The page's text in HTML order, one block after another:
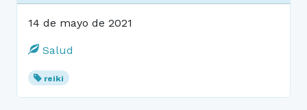
14 de mayo de 2021
Salud
reiki